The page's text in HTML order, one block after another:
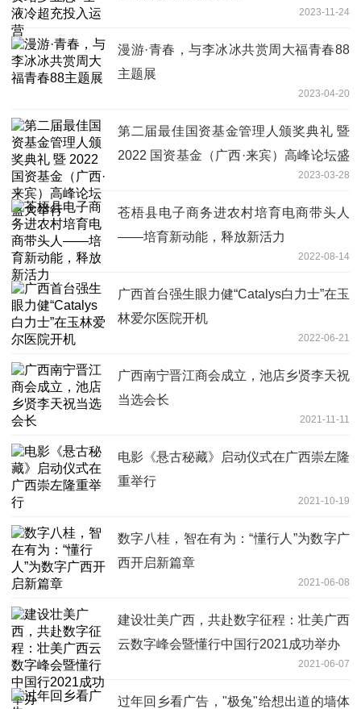
2023-11-24
漫游·青春，与李冰冰共赏周大福青春88
主题展
2023-04-20
第二届最佳国资基金管理人颁奖典礼 暨
2022 国资基金（广西·来宾）高峰论坛盛
2023-03-28
苍梧县电子商务进农村培育电商带头人
——培育新动能，释放新活力
2022-08-14
广西首台强生眼力健“Catalys白力士”在玉
林爱尔医院开机
2022-06-21
广西南宁晋江商会成立，池店乡贤李天祝
当选会长
2021-11-11
电影《悬古秘藏》启动仪式在广西崇左隆
重举行
2021-10-19
数字八桂，智在有为：“懂行人”为数字广
西开启新篇章
2021-06-08
建设壮美广西，共赴数字征程：壮美广西
云数字峰会暨懂行中国行2021成功举办
2021-06-07
过年回乡看广告，"极兔"给想出道的墙体